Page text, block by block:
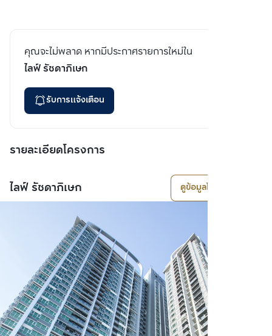
คุณจะไม่พลาด หากมีประกาศรายการใหม่ใน
ไลฟ์ รัชดาภิเษก
รับการแจ้งเตือน
รายละเอียดโครงการ
ไลฟ์ รัชดาภิเษก ดูข้อมูลโครงการ